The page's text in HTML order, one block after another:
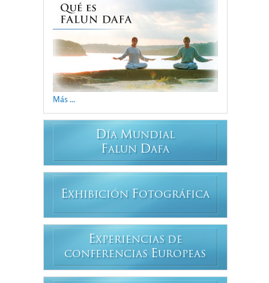
Más ...
DÍA MUNDIAL
FALUN DAFA
EXHIBICIÓN FOTOGRÁFICA
EXPERIENCIAS DE
CONFERENCIAS EUROPEAS